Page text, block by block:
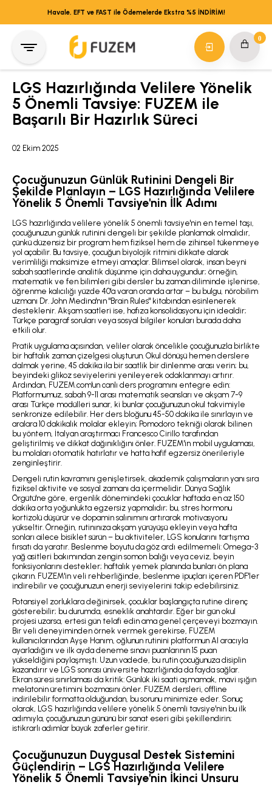
Havale, EFT ve FAST ile Ödemelerde Ekstra %5 İNDİRİM!
0
LGS Hazırlığında Velilere Yönelik
5 Önemli Tavsiye: FUZEM ile
Başarılı Bir Hazırlık Süreci
02 Ekim 2025
Çocuğunuzun Günlük Rutinini Dengeli Bir
Şekilde Planlayın – LGS Hazırlığında Velilere
Yönelik 5 Önemli Tavsiye'nin İlk Adımı
LGS hazırlığında velilere yönelik 5 önemli tavsiye'nin en temel taşı,
çocuğunuzun günlük rutinini dengeli bir şekilde planlamak olmalıdır,
çünkü düzensiz bir program hem fiziksel hem de zihinsel tükenmeye
yol açabilir. Bu tavsiye, çocuğun biyolojik ritmini dikkate alarak
verimliliği maksimize etmeyi amaçlar. Bilimsel olarak, insan beyni
sabah saatlerinde analitik düşünme için daha uygundur; örneğin,
matematik ve fen bilimleri gibi dersler bu zaman diliminde işlenirse,
öğrenme kalıcılığı yüzde 40'a varan oranda artar – bu bulgu, nörobilim
uzmanı Dr. John Medina'nın "Brain Rules" kitabından esinlenerek
desteklenir. Akşam saatleri ise, hafıza konsolidasyonu için idealdir;
Türkçe paragraf soruları veya sosyal bilgiler konuları burada daha
etkili olur.
Pratik uygulama açısından, veliler olarak öncelikle çocuğunuzla birlikte
bir haftalık zaman çizelgesi oluşturun. Okul dönüşü hemen derslere
dalmak yerine, 45 dakika ila bir saatlik bir dinlenme arası verin; bu,
beyindeki glikoz seviyelerini yenileyerek odaklanmayı artırır.
Ardından, FUZEM.com'un canlı ders programını entegre edin:
Platformumuz, sabah 9-11 arası matematik seansları ve akşam 7-9
arası Türkçe modülleri sunar, ki bunlar çocuğunuzun okul takvimiyle
senkronize edilebilir. Her ders bloğunu 45-50 dakika ile sınırlayın ve
aralara 10 dakikalık molalar ekleyin; Pomodoro tekniği olarak bilinen
bu yöntem, İtalyan araştırmacı Francesco Cirillo tarafından
geliştirilmiş ve dikkat dağınıklığını önler. FUZEM'in mobil uygulaması,
bu molaları otomatik hatırlatır ve hatta hafif egzersiz önerileriyle
zenginleştirir.
Dengeli rutin kavramını genişletirsek, akademik çalışmaların yanı sıra
fiziksel aktivite ve sosyal zamanı da içermelidir. Dünya Sağlık
Örgütü'ne göre, ergenlik dönemindeki çocuklar haftada en az 150
dakika orta yoğunlukta egzersiz yapmalıdır; bu, stres hormonu
kortizolü düşürür ve dopamin salınımını artırarak motivasyonu
yükseltir. Örneğin, rutinınıza akşam yürüyüşü ekleyin veya hafta
sonları ailece bisiklet sürün – bu aktiviteler, LGS konularını tartışma
fırsatı da yaratır. Beslenme boyutu da göz ardı edilmemeli: Omega-3
yağ asitleri bakımından zengin somon balığı veya ceviz, beyin
fonksiyonlarını destekler; haftalık yemek planında bunları ön plana
çıkarın. FUZEM'in veli rehberliğinde, beslenme ipuçları içeren PDF'ler
indirebilir ve çocuğunuzun enerji seviyelerini takip edebilirsiniz.
Potansiyel zorluklara değinirsek, çocuklar başlangıçta rutine direnç
gösterebilir; bu durumda, esneklik anahtardır. Eğer bir gün okul
projesi uzarsa, ertesi gün telafi edin ama genel çerçeveyi bozmayın.
Bir veli deneyiminden örnek vermek gerekirse, FUZEM
kullanıcılarından Ayşe Hanım, oğlunun rutinini platformun AI aracıyla
ayarladığını ve ilk ayda deneme sınavı puanlarının 15 puan
yükseldiğini paylaşmıştı. Uzun vadede, bu rutin çocuğunuza disiplin
kazandırır ve LGS sonrası üniversite hazırlığında da fayda sağlar.
Ekran süresi sınırlaması da kritik: Günlük iki saati aşmamak, mavi ışığın
melatonin üretimini bozmasını önler. FUZEM dersleri, offline
indirilebilir formatta olduğundan, bu sorunu minimize eder. Sonuç
olarak, LGS hazırlığında velilere yönelik 5 önemli tavsiye'nin bu ilk
adımıyla, çocuğunuzun gününü bir sanat eseri gibi şekillendirin;
istikrarlı adımlar büyük zaferler getirir.
Çocuğunuzun Duygusal Destek Sistemini
Güçlendirin – LGS Hazırlığında Velilere
Yönelik 5 Önemli Tavsiye'nin İkinci Unsuru